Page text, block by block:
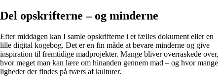
Del opskrifterne – og minderne
Efter middagen kan I samle opskrifterne i et fælles dokument eller en
lille digital kogebog. Det er en fin måde at bevare minderne og give
inspiration til fremtidige madprojekter. Mange bliver overraskede over,
hvor meget man kan lære om hinanden gennem mad – og hvor mange
ligheder der findes på tværs af kulturer.